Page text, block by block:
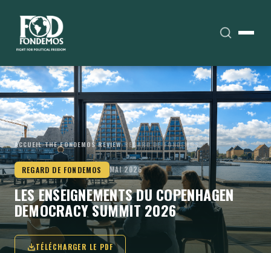
ACCUEIL›THE FONDEMOS REVIEW›REGARD DE FONDEMOS
REGARD DE FONDEMOS MAI 2026
LES ENSEIGNEMENTS DU COPENHAGEN
DEMOCRACY SUMMIT 2026
TÉLÉCHARGER LE PDF